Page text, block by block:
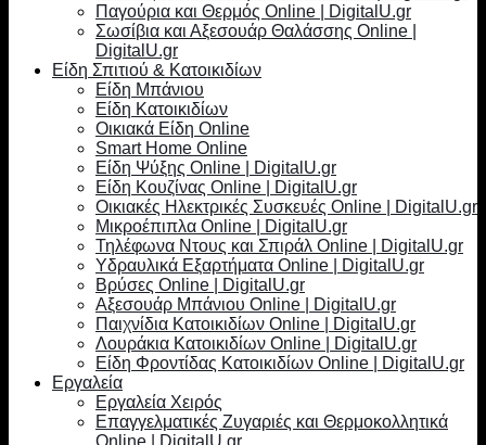
Παγούρια και Θερμός Online | DigitalU.gr
Σωσίβια και Αξεσουάρ Θαλάσσης Online |
DigitalU.gr
Είδη Σπιτιού & Κατοικιδίων
Είδη Μπάνιου
Είδη Κατοικιδίων
Οικιακά Είδη Online
Smart Home Online
Είδη Ψύξης Online | DigitalU.gr
Είδη Κουζίνας Online | DigitalU.gr
Οικιακές Ηλεκτρικές Συσκευές Online | DigitalU.gr
Μικροέπιπλα Online | DigitalU.gr
Τηλέφωνα Ντους και Σπιράλ Online | DigitalU.gr
Υδραυλικά Εξαρτήματα Online | DigitalU.gr
Βρύσες Online | DigitalU.gr
Αξεσουάρ Μπάνιου Online | DigitalU.gr
Παιχνίδια Κατοικιδίων Online | DigitalU.gr
Λουράκια Κατοικιδίων Online | DigitalU.gr
Είδη Φροντίδας Κατοικιδίων Online | DigitalU.gr
Εργαλεία
Εργαλεία Χειρός
Επαγγελματικές Ζυγαριές και Θερμοκολλητικά